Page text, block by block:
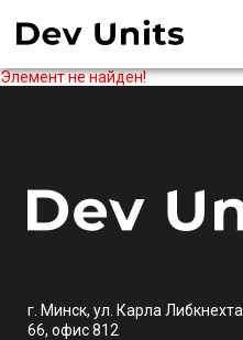
Элемент не найден!
г. Минск, ул. Карла Либкнехта
66, офис 812